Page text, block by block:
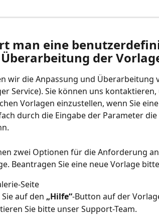
man eine
der
wir die Anpassung und Überarbeitung
Service). Sie können uns kontaktieren,
Vorlagen einzustellen, wenn Sie
durch die Eingabe der Parameter
zwei Optionen für die Anforderung
Beantragen Sie eine neue Vorlage
Seite
auf den „Hilfe“-Button auf der
Sie bitte unser Support-Team.